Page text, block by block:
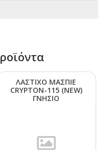
ΛΑΣΤΙΧΟ ΜΑΣΠΙΕ
CRΥΡΤΟΝ-115 (ΝΕW)
ΓΝΗΣΙΟ